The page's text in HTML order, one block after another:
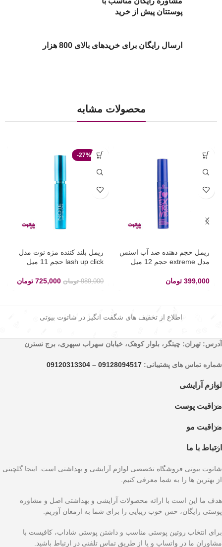
پوستتان پیش از خرید
ارسال رایگان برای خریدهای بالای 800 هزار
محصولات مشابه
ریمل حجم دهنده ضد آب اسنس
مدل extreme حجم 12 میل
399,000 تومان
-27%
ریمل بلند کننده مژه نوت مدل
lash up click حجم 11 میل
989,000 تومان 725,000 تومان
اطلاع از تخفیف های شگفت انگیز در شاتوت بیوتی
آدرس: تهران: چیتگر، بلوار کوهک، خیابان سهراب سپهری، برج نسترن
شماره تماس های پشتیبانی: 09128094517
–
09120313304
لوازم آرایشی
مراقبت پوست
مراقبت مو
ارتباط با ما
شاتوت بیوتی فروشگاه تخصصی لوازم آرایشی و بهداشتی است. اینجا گلچینی
از بهترین ها را به شما معرفی کنیم.
هدف ما این است با ارائه محصولات آرایشی و بهداشتی اصل و مشاوره
پوستی رایگان، حس خوب زیبایی را برای شما به ارمغان آوریم.
برای انتخاب روتین پوستی مناسب و داشتن پوستی شاداب، کافیست با
مشاوران ما در واتساپ و یا از طریق تماس تلفنی در ارتباط باشید.